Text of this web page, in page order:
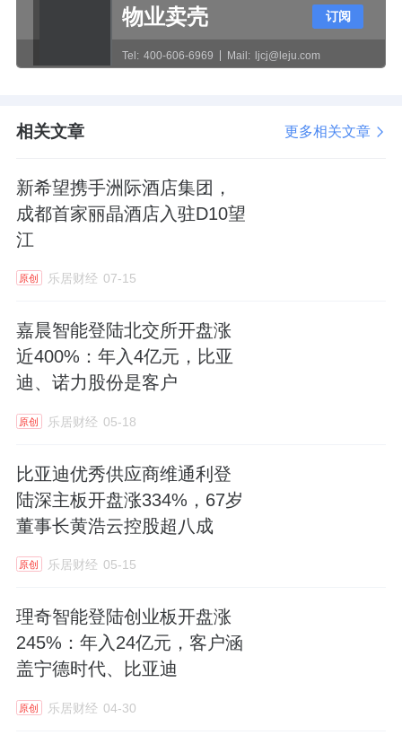
孟繁江转股的同时，张凤山也向洪英杰转让了
鹰峰有限增资了100万元。
注册资本变为150万元，由洪英杰、张凤山各
持股87%及13%。
月，在公司没有引进其他股东的情况下，洪英
杰和张凤山向鹰峰有限又进行了三次增资。直
至2009年6月10日，鹰峰有限的注册资本达到
了1000万元，洪英杰、张凤山的持股比例没有
2.借钱增资惹监管质疑
值得注意的是，在2009年6月的增资中，洪英
杰和张凤山合计向鹰峰有限增资的500万元
（洪英杰认缴435万元，张凤山认缴65万元）
是他们向第三方借的。
在这次增资的验资程序完成后，鹰峰有限又将
物业卖壳
Tel: 400-606-6969 Mail: ljcj@leju.com
订阅
相关文章 更多相关文章
新希望携手洲际酒店集团，
成都首家丽晶酒店入驻D10望
江
原创 乐居财经 07-15
嘉晨智能登陆北交所开盘涨
近400%：年入4亿元，比亚
迪、诺力股份是客户
原创 乐居财经 05-18
比亚迪优秀供应商维通利登
陆深主板开盘涨334%，67岁
董事长黄浩云控股超八成
原创 乐居财经 05-15
理奇智能登陆创业板开盘涨
245%：年入24亿元，客户涵
盖宁德时代、比亚迪
原创 乐居财经 04-30